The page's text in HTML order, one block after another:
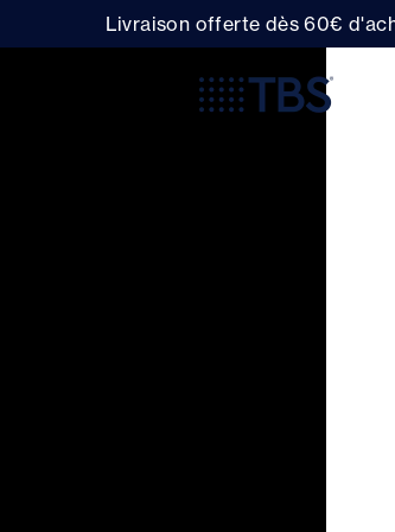
Livraison offerte dès 60€